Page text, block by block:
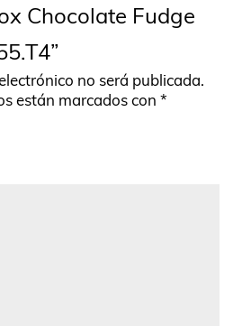
Chocolate Fudge
no será publicada.
están marcados con *